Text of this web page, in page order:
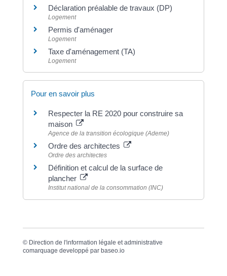
Déclaration préalable de travaux (DP)
Logement
Permis d'aménager
Logement
Taxe d'aménagement (TA)
Logement
Pour en savoir plus
Respecter la RE 2020 pour construire sa
maison
Agence de la transition écologique (Ademe)
Ordre des architectes
Ordre des architectes
Définition et calcul de la surface de
plancher
Institut national de la consommation (INC)
© Direction de l'information légale et administrative
comarquage developpé par baseo.io